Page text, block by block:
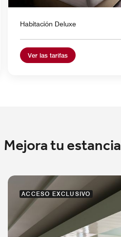
Habitación Deluxe
Ver las tarifas
Mejora tu estancia
ACCESO EXCLUSIVO